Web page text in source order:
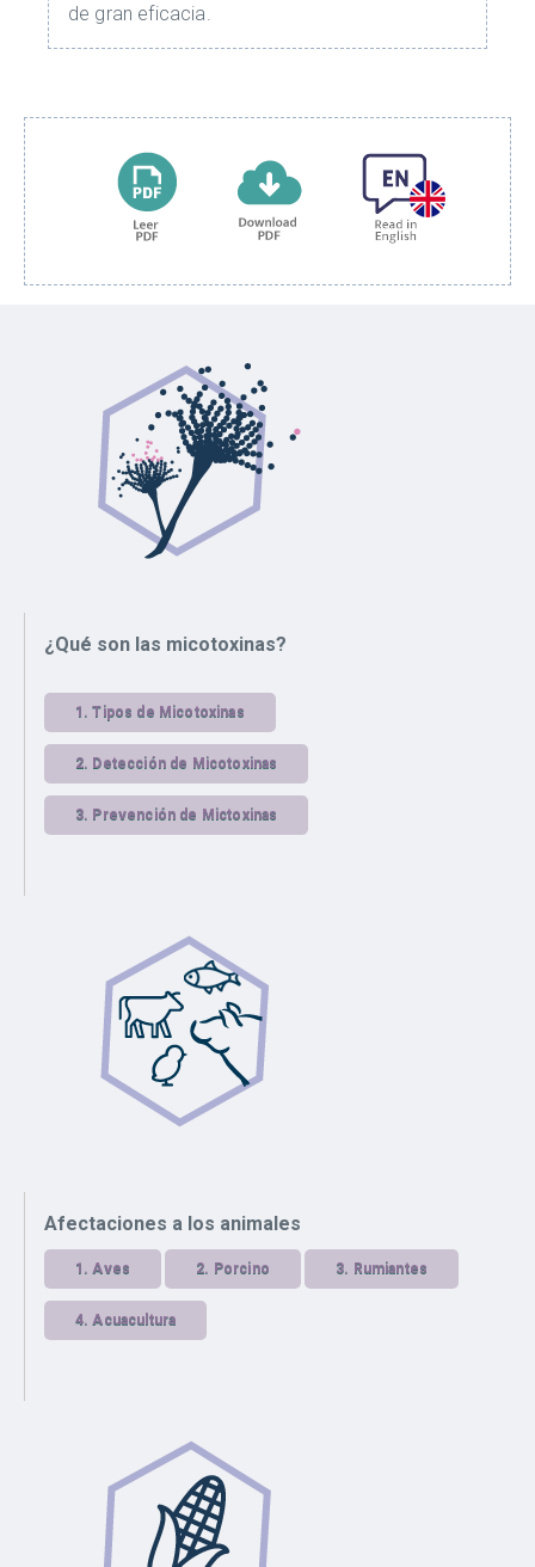
de gran eficacia.
¿Qué son las micotoxinas?
1.Tipos de Micotoxinas
2. Detección de Micotoxinas
3. Prevención de Mictoxinas
Afectaciones a los animales
1. Aves 2. Porcino 3. Rumiantes
4. Acuacultura